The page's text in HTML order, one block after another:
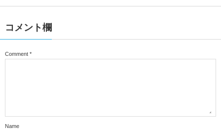
コメント欄
Comment *
Name